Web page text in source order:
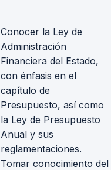
Conocer la Ley de
Administración
Financiera del Estado,
con énfasis en el
capítulo de
Presupuesto, así como
la Ley de Presupuesto
Anual y sus
reglamentaciones.
Tomar conocimiento del